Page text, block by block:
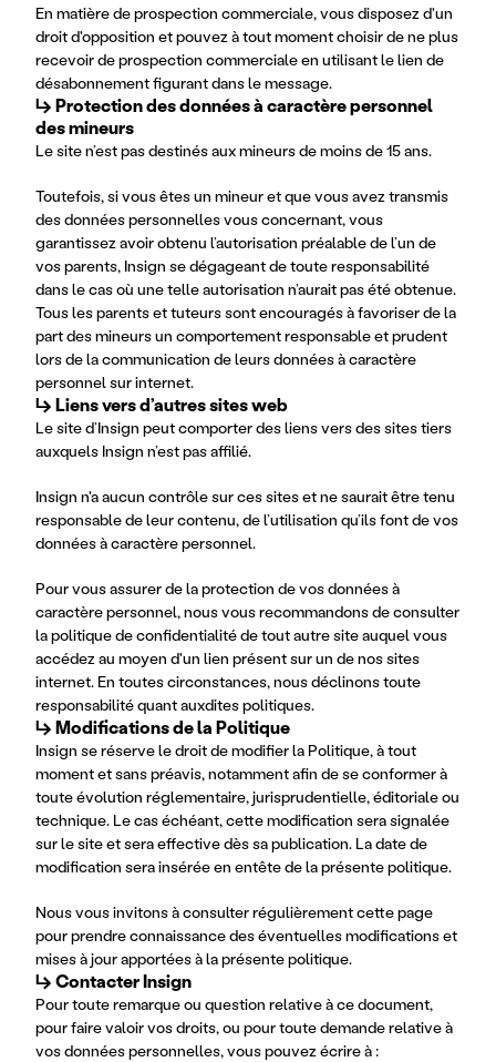
En matière de prospection commerciale, vous disposez d'un
droit d'opposition et pouvez à tout moment choisir de ne plus
recevoir de prospection commerciale en utilisant le lien de
désabonnement figurant dans le message.
↳ Protection des données à caractère personnel
des mineurs
Le site n’est pas destinés aux mineurs de moins de 15 ans.
Toutefois, si vous êtes un mineur et que vous avez transmis
des données personnelles vous concernant, vous
garantissez avoir obtenu l’autorisation préalable de l’un de
vos parents, Insign se dégageant de toute responsabilité
dans le cas où une telle autorisation n’aurait pas été obtenue.
Tous les parents et tuteurs sont encouragés à favoriser de la
part des mineurs un comportement responsable et prudent
lors de la communication de leurs données à caractère
personnel sur internet.
↳ Liens vers d’autres sites web
Le site d’Insign peut comporter des liens vers des sites tiers
auxquels Insign n’est pas affilié.
Insign n'a aucun contrôle sur ces sites et ne saurait être tenu
responsable de leur contenu, de l’utilisation qu’ils font de vos
données à caractère personnel.
Pour vous assurer de la protection de vos données à
caractère personnel, nous vous recommandons de consulter
la politique de confidentialité de tout autre site auquel vous
accédez au moyen d'un lien présent sur un de nos sites
internet. En toutes circonstances, nous déclinons toute
responsabilité quant auxdites politiques.
↳ Modifications de la Politique
Insign se réserve le droit de modifier la Politique, à tout
moment et sans préavis, notamment afin de se conformer à
toute évolution réglementaire, jurisprudentielle, éditoriale ou
technique. Le cas échéant, cette modification sera signalée
sur le site et sera effective dès sa publication. La date de
modification sera insérée en entête de la présente politique.
Nous vous invitons à consulter régulièrement cette page
pour prendre connaissance des éventuelles modifications et
mises à jour apportées à la présente politique.
↳ Contacter Insign
Pour toute remarque ou question relative à ce document,
pour faire valoir vos droits, ou pour toute demande relative à
vos données personnelles, vous pouvez écrire à :